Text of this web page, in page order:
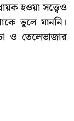
হওয়া সত্ত্বেও
ভুলে যাননি।
ও তেলেভাজার